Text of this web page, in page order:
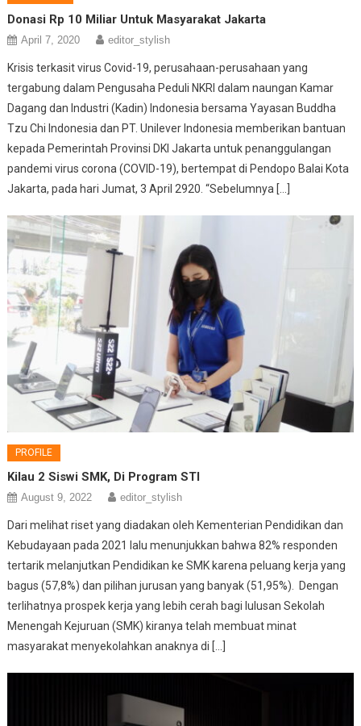
Donasi Rp 10 Miliar Untuk Masyarakat Jakarta
April 7, 2020 editor_stylish
Krisis terkasit virus Covid-19, perusahaan-perusahaan yang
tergabung dalam Pengusaha Peduli NKRI dalam naungan Kamar
Dagang dan Industri (Kadin) Indonesia bersama Yayasan Buddha
Tzu Chi Indonesia dan PT. Unilever Indonesia memberikan bantuan
kepada Pemerintah Provinsi DKI Jakarta untuk penanggulangan
pandemi virus corona (COVID-19), bertempat di Pendopo Balai Kota
Jakarta, pada hari Jumat, 3 April 2920. “Sebelumnya […]
PROFILE
Kilau 2 Siswi SMK, Di Program STI
August 9, 2022 editor_stylish
Dari melihat riset yang diadakan oleh Kementerian Pendidikan dan
Kebudayaan pada 2021 lalu menunjukkan bahwa 82% responden
tertarik melanjutkan Pendidikan ke SMK karena peluang kerja yang
bagus (57,8%) dan pilihan jurusan yang banyak (51,95%). Dengan
terlihatnya prospek kerja yang lebih cerah bagi lulusan Sekolah
Menengah Kejuruan (SMK) kiranya telah membuat minat
masyarakat menyekolahkan anaknya di […]